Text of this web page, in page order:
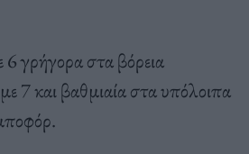
γρήγορα στα βόρεια
7 και βαθμιαία στα υπόλοιπα